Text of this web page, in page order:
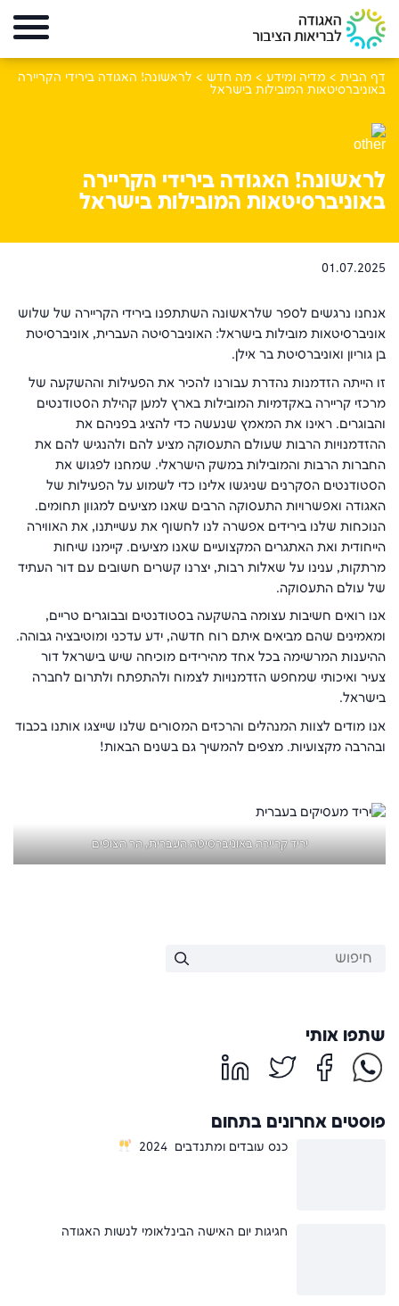
דף הבית > מדיה ומידע > מה חדש > לראשונה! האגודה בירידי הקריירה
באוניברסיטאות המובילות בישראל
לראשונה! האגודה בירידי הקריירה
באוניברסיטאות המובילות בישראל
01.07.2025
אנחנו נרגשים לספר שלראשונה השתתפנו בירידי הקריירה של שלוש
אוניברסיטאות מובילות בישראל: האוניברסיטה העברית, אוניברסיטת
בן גוריון ואוניברסיטת בר אילן.
זו הייתה הזדמנות נהדרת עבורנו להכיר את הפעילות וההשקעה של
מרכזי קריירה באקדמיות המובילות בארץ למען קהילת הסטודנטים
והבוגרים. ראינו את המאמץ שנעשה כדי להציג בפניהם את
ההזדמנויות הרבות שעולם התעסוקה מציע להם ולהנגיש להם את
החברות הרבות והמובילות במשק הישראלי. שמחנו לפגוש את
הסטודנטים הסקרנים שניגשו אלינו כדי לשמוע על הפעילות של
האגודה ואפשרויות התעסוקה הרבים שאנו מציעים למגוון תחומים.
הנוכחות שלנו בירידים אפשרה לנו לחשוף את עשייתנו, את האווירה
הייחודית ואת האתגרים המקצועיים שאנו מציעים. קיימנו שיחות
מרתקות, ענינו על שאלות רבות, יצרנו קשרים חשובים עם דור העתיד
של עולם התעסוקה.
אנו רואים חשיבות עצומה בהשקעה בסטודנטים ובבוגרים טריים,
ומאמינים שהם מביאים איתם רוח חדשה, ידע עדכני ומוטיבציה גבוהה.
ההיענות המרשימה בכל אחד מהירידים מוכיחה שיש בישראל דור
צעיר ואיכותי שמחפש הזדמנויות לצמוח ולהתפתח ולתרום לחברה
בישראל.
אנו מודים לצוות המנהלים והרכזים המסורים שלנו שייצגו אותנו בכבוד
ובהרבה מקצועיות. מצפים להמשיך גם בשנים הבאות!
יריד קריירה באוניברסיטה העברית, הר הצופים
שתפו אותי
פוסטים אחרונים בתחום
כנס עובדים ומתנדבים 2024
חגיגות יום האישה הבינלאומי לנשות האגודה